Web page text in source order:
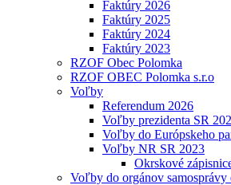
Faktúry 2026
Faktúry 2025
Faktúry 2024
Faktúry 2023
RZOF Obec Polomka
RZOF OBEC Polomka s.r.o
Voľby
Referendum 2026
Voľby prezidenta SR
Voľby do Európskeho
Voľby NR SR 2023
Okrskové
Voľby do orgánov samosprávy